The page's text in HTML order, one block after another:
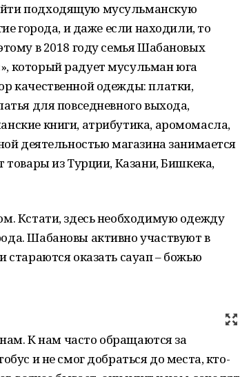
подходящую мусульманскую
города, и даже если находили, то
в 2018 году семья Шабановых
который радует мусульман юга
качественной одежды: платки,
для повседневного выхода,
книги, атрибутика, аромомасла,
деятельностью магазина занимается
товары из Турции, Казани, Бишкека,
Кстати, здесь необходимую одежду
Шабановы активно участвуют в
оказать сауап – божью
К нам часто обращаются за
и не смог добраться до места, кто-